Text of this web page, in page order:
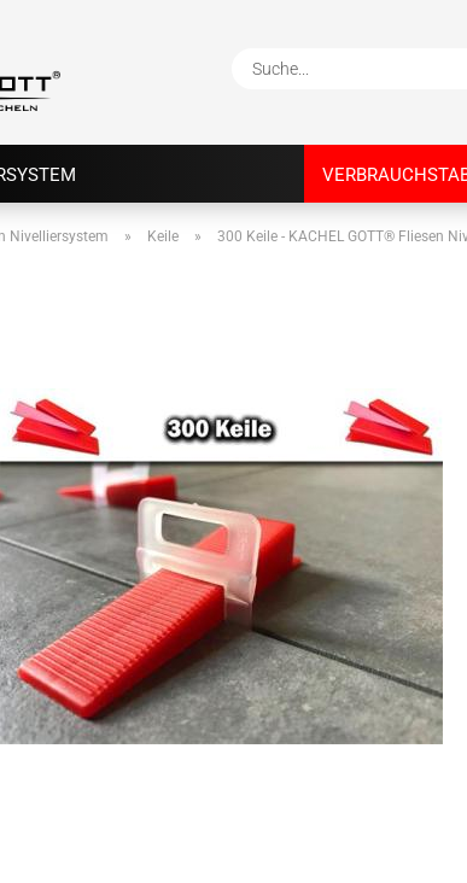
Nivelliersystem » Keile » 300 Keile - KACHEL GOTT® Fliesen